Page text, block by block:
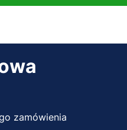
zamówienia